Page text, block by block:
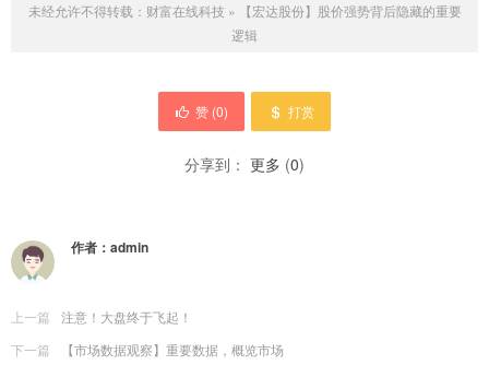
未经允许不得转载： 财富在线科技 »
【宏达股份】股价强势背后隐藏的重要
逻辑
赞 (0) 打赏
分享到： 更多 (0)
作者： admin
上一篇
注意！大盘终于飞起！
下一篇
【市场数据观察】重要数据，概览市场